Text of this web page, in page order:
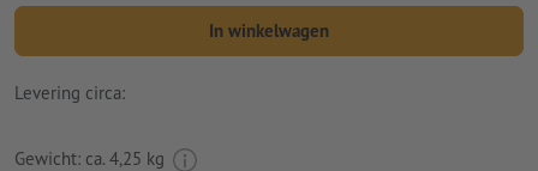
In winkelwagen
Levering circa:
Gewicht: ca. 4,25 kg